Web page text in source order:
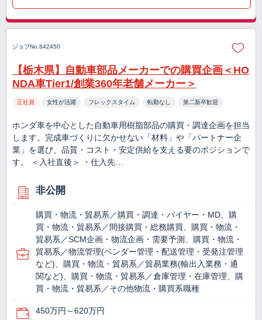
ジョブNo.842450
【栃木県】自動車部品メーカーでの購買企画＜HO
NDA車Tier1/創業360年老舗メーカー＞
正社員 女性が活躍 フレックスタイム 転勤なし 第二新卒歓迎
ホンダ車を中心とした自動車用樹脂部品の購買・調達企画を担当
します。完成車づくりに欠かせない「材料」や「パートナー企
業」を選び、品質・コスト・安定供給を支える要のポジションで
す。 ＜入社直後＞ ・仕入先…
非公開
購買・物流・貿易系／購買・調達・バイヤー・MD、購
買・物流・貿易系／間接購買・総務購買、購買・物流・
貿易系／SCM企画・物流企画・需要予測、購買・物流・
貿易系／物流管理(ベンダー管理・配送管理・受発注管理
など)、購買・物流・貿易系／貿易業務(輸出入業務・通
関など)、購買・物流・貿易系／倉庫管理・在庫管理、購
買・物流・貿易系／その他物流・購買系職種
450万円～620万円